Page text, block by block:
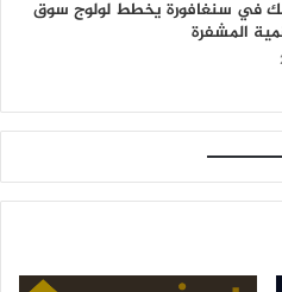
في سنغافورة يخطط لولوج سوق
المشفرة